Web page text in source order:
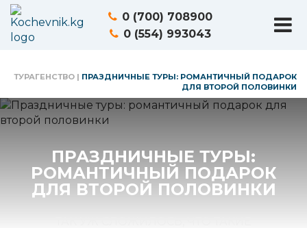
0 (700) 708900
0 (554) 993043
ТУРАГЕНСТВО | ПРАЗДНИЧНЫЕ ТУРЫ: РОМАНТИЧНЫЙ ПОДАРОК
ДЛЯ ВТОРОЙ ПОЛОВИНКИ
ПРАЗДНИЧНЫЕ ТУРЫ:
РОМАНТИЧНЫЙ ПОДАРОК
ДЛЯ ВТОРОЙ ПОЛОВИНКИ